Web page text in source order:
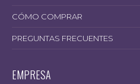
CÓMO COMPRAR
PREGUNTAS FRECUENTES
EMPRESA